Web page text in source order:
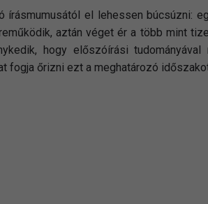
el lehessen búcsúzni:
aztán véget ér a több mint
hogy előszóírási
fogja őrizni ezt a meghatározó